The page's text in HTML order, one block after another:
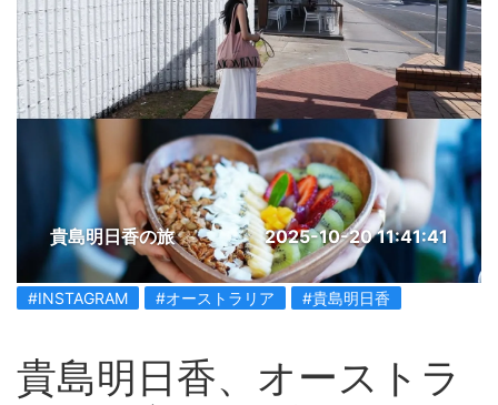
貴島明日香の旅 2025-10-20 11:41:41
#INSTAGRAM #オーストラリア #貴島明日香
貴島明日香、オーストラ